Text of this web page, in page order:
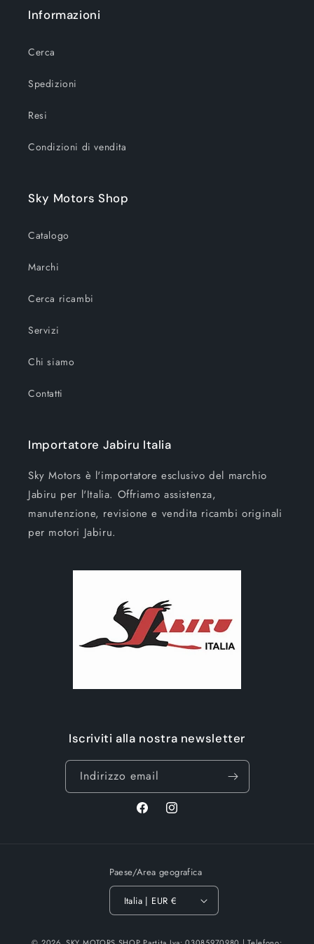
Informazioni
Cerca
Spedizioni
Resi
Condizioni di vendita
Sky Motors Shop
Catalogo
Marchi
Cerca ricambi
Servizi
Chi siamo
Contatti
Importatore Jabiru Italia
Sky Motors è l'importatore esclusivo del marchio
Jabiru per l'Italia. Offriamo assistenza,
manutenzione, revisione e vendita ricambi originali
per motori Jabiru.
Iscriviti alla nostra newsletter
Indirizzo email
FacebookInstagram
Paese/Area geografica
Italia | EUR €